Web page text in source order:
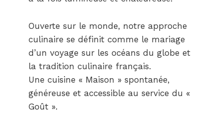
Ouverte sur le monde, notre approche
culinaire se définit comme le mariage
d’un voyage sur les océans du globe et
la tradition culinaire français.
Une cuisine « Maison » spontanée,
généreuse et accessible au service du «
Goût ».